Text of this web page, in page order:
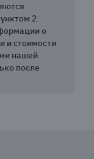
2
о
и стоимости
нашей
после